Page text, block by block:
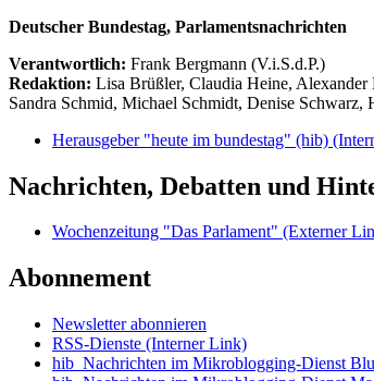
Deutscher Bundestag, Parlamentsnachrichten
Verantwortlich: Frank Bergmann (V.i.S.d.P.)
Redaktion: Lisa Brüßler, Claudia Heine,
Sandra Schmid, Michael Schmidt, Denise
Herausgeber "heute im bundestag" (hib)
Nachrichten, Debatten und
Wochenzeitung "Das Parlament" (Externer
Abonnement
Newsletter abonnieren
RSS-Dienste (Interner Link)
hib_Nachrichten im Mikroblogging-Dienst